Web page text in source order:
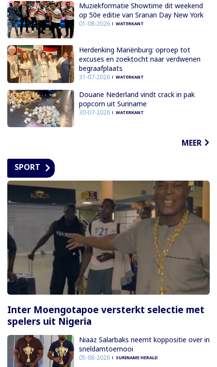
Muziekformatie Showtime dit weekend
op 50e editie van Sranan Day New York
01-08-2026 WATERKANT
Herdenking Mariënburg: oproep tot
excuses en zoektocht naar verdwenen
begraafplaats
31-07-2026 WATERKANT
Douane Nederland vindt crack in pak
popcorn uit Suriname
30-07-2026 WATERKANT
MEER
SPORT
Inter Moengotapoe versterkt selectie met
spelers uit Nigeria
Niaaz Salarbaks neemt koppositie over in
sneldamtoernooi
05-08-2026 SURINAME HERALD